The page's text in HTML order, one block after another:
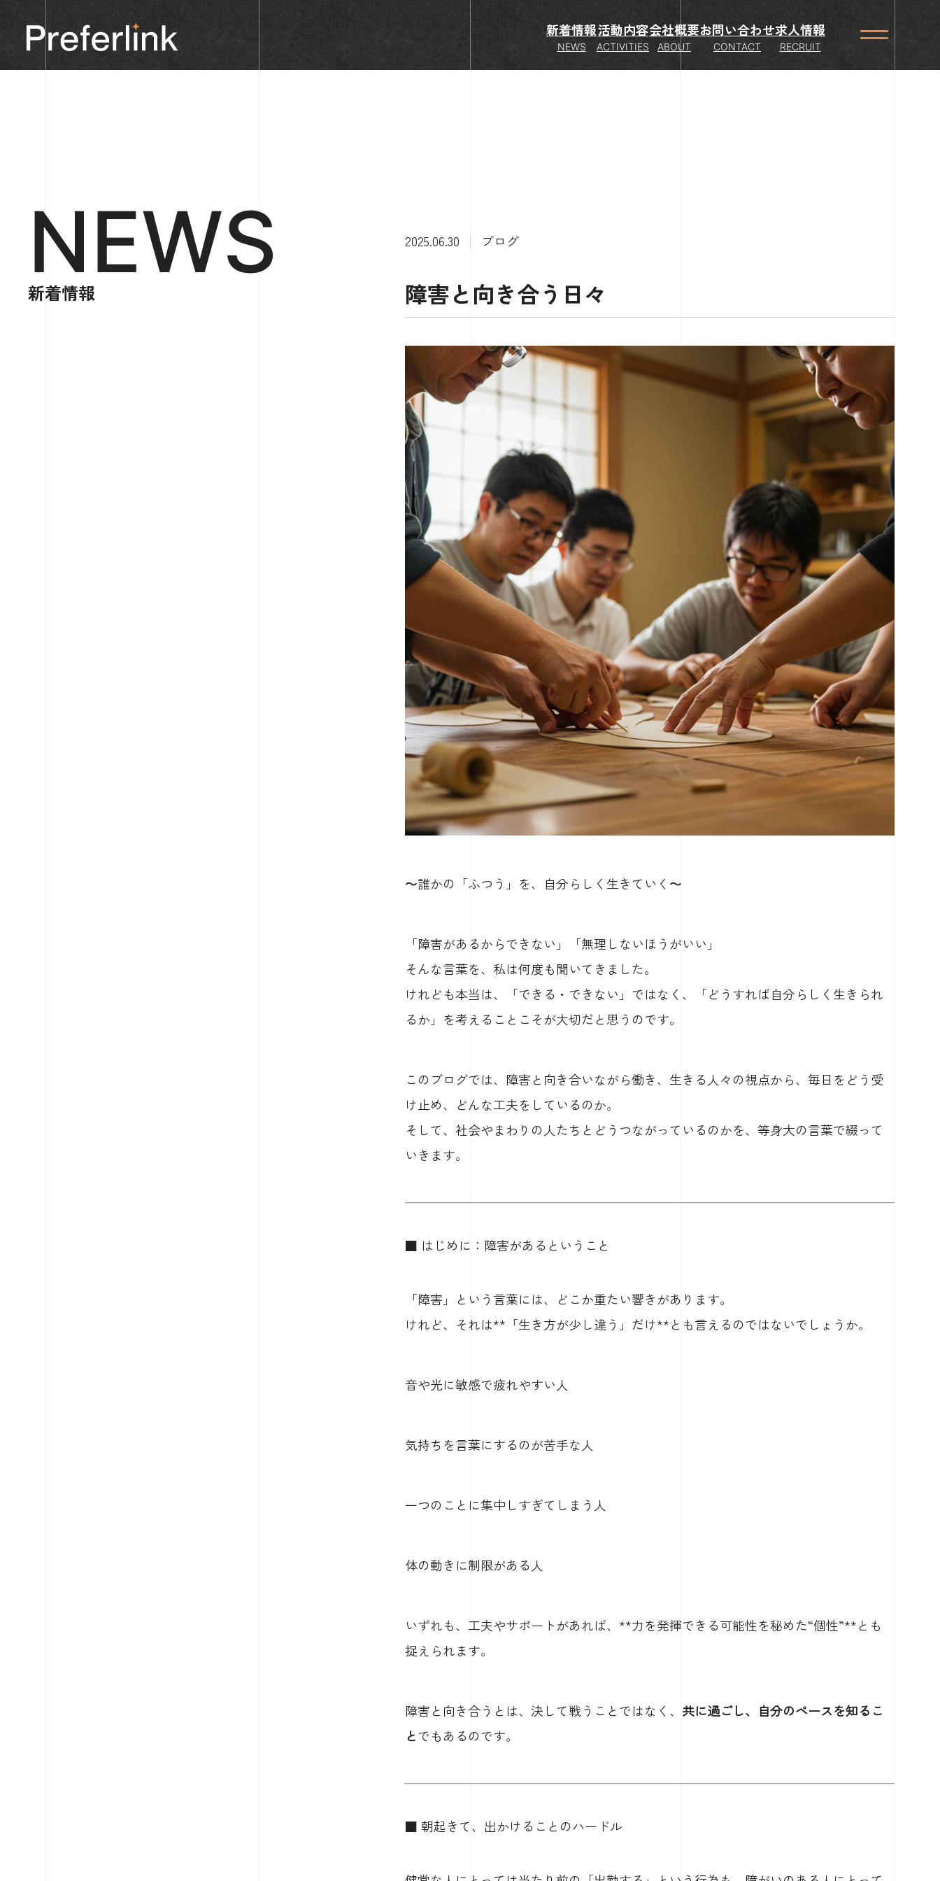
新着情報
NEWS
活動内容
ACTIVITIES
会社概要
ABOUT
お問い合わせ
CONTACT
求人情報
RECRUIT
NEWS
新着情報
2025.06.30 ブログ
障害と向き合う日々
〜誰かの「ふつう」を、自分らしく生きていく〜
「障害があるからできない」「無理しないほうがいい」
そんな言葉を、私は何度も聞いてきました。
けれども本当は、「できる・できない」ではなく、「どうすれば自分らしく生きられ
るか」を考えることこそが大切だと思うのです。
このブログでは、障害と向き合いながら働き、生きる人々の視点から、毎日をどう受
け止め、どんな工夫をしているのか。
そして、社会やまわりの人たちとどうつながっているのかを、等身大の言葉で綴って
いきます。
■ はじめに：障害があるということ
「障害」という言葉には、どこか重たい響きがあります。
けれど、それは**「生き方が少し違う」だけ**とも言えるのではないでしょうか。
音や光に敏感で疲れやすい人
気持ちを言葉にするのが苦手な人
一つのことに集中しすぎてしまう人
体の動きに制限がある人
いずれも、工夫やサポートがあれば、**力を発揮できる可能性を秘めた“個性”**とも
捉えられます。
障害と向き合うとは、決して戦うことではなく、 共に過ごし、自分のペースを知るこ
とでもあるのです。
■ 朝起きて、出かけることのハードル